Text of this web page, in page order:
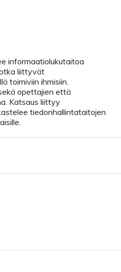
informaatiolukutaitoa
liittyvät
toimiviin ihmisiin.
opettajien että
Katsaus liittyy
tiedonhallintataitojen